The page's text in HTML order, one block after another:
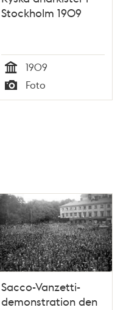
Stockholm 1909
Tid
1909
Typ
Foto
Sacco-Vanzetti-
demonstration den